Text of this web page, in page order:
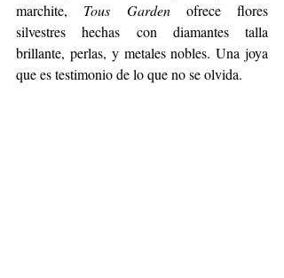
marchite, Tous Garden ofrece flores
silvestres hechas con diamantes talla
brillante, perlas, y metales nobles. Una joya
que es testimonio de lo que no se olvida.